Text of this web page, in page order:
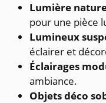
Lumière
pour une pièce
Lumineux
éclairer et
Éclairages
ambiance.
Objets déco